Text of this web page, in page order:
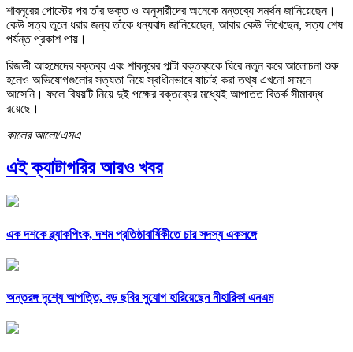
শাবনূরের পোস্টের পর তাঁর ভক্ত ও অনুসারীদের অনেকে মন্তব্যে সমর্থন জানিয়েছেন।
কেউ সত্য তুলে ধরার জন্য তাঁকে ধন্যবাদ জানিয়েছেন, আবার কেউ লিখেছেন, সত্য শেষ
পর্যন্ত প্রকাশ পায়।
রিজভী আহমেদের বক্তব্য এবং শাবনূরের পাল্টা বক্তব্যকে ঘিরে নতুন করে আলোচনা শুরু
হলেও অভিযোগগুলোর সত্যতা নিয়ে স্বাধীনভাবে যাচাই করা তথ্য এখনো সামনে
আসেনি। ফলে বিষয়টি নিয়ে দুই পক্ষের বক্তব্যের মধ্যেই আপাতত বিতর্ক সীমাবদ্ধ
রয়েছে।
কালের আলো/এসএ
এই ক্যাটাগরির আরও খবর
এক দশকে ব্ল্যাকপিংক, দশম প্রতিষ্ঠাবার্ষিকীতে চার সদস্য একসঙ্গে
অন্তরঙ্গ দৃশ্যে আপত্তি, বড় ছবির সুযোগ হারিয়েছেন নীহারিকা এনএম